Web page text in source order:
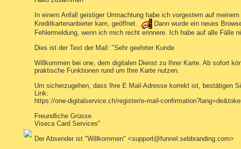
In einem Anfall geistiger Umnachtung habe ich vorgestern auf
Kreditkartenanbieter kam, geöffnet.
Dann wurde ein neues
Fehlermeldung, wenn ich mich recht erinnere. Ich habe auf alle Fälle
Dies ist der Text der Mail: "Sehr geehrter Kunde
Willkommen bei one, dem digitalen Dienst zu Ihrer Karte. Ab sofort
praktische Funktionen rund um Ihre Karte nutzen.
Um sicherzugehen, dass Ihre E Mail-Adresse korrekt ist, bestätigen
Link:
https://one-digitalservice.ch/register/e-mail-
Freundliche Grüsse
Viseca Card Services"
Der Absender ist "Willkommen" <support@funnel.sebbranding.com>